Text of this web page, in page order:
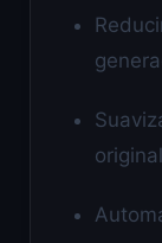
original